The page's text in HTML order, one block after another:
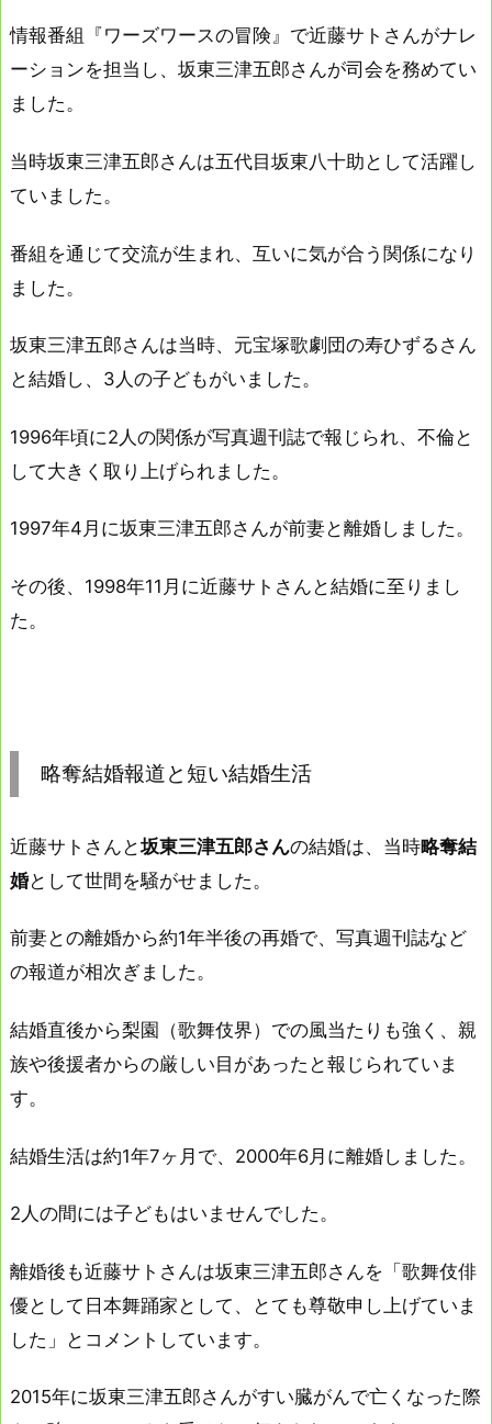
情報番組『ワーズワースの冒険』で近藤サトさんがナレ
ーションを担当し、坂東三津五郎さんが司会を務めてい
ました。
当時坂東三津五郎さんは五代目坂東八十助として活躍し
ていました。
番組を通じて交流が生まれ、互いに気が合う関係になり
ました。
坂東三津五郎さんは当時、元宝塚歌劇団の寿ひずるさん
と結婚し、3人の子どもがいました。
1996年頃に2人の関係が写真週刊誌で報じられ、不倫と
して大きく取り上げられました。
1997年4月に坂東三津五郎さんが前妻と離婚しました。
その後、1998年11月に近藤サトさんと結婚に至りまし
た。
略奪結婚報道と短い結婚生活
近藤サトさんと坂東三津五郎さんの結婚は、当時略奪結
婚として世間を騒がせました。
前妻との離婚から約1年半後の再婚で、写真週刊誌など
の報道が相次ぎました。
結婚直後から梨園（歌舞伎界）での風当たりも強く、親
族や後援者からの厳しい目があったと報じられていま
す。
結婚生活は約1年7ヶ月で、2000年6月に離婚しました。
2人の間には子どもはいませんでした。
離婚後も近藤サトさんは坂東三津五郎さんを「歌舞伎俳
優として日本舞踊家として、とても尊敬申し上げていま
した」とコメントしています。
2015年に坂東三津五郎さんがすい臓がんで亡くなった際